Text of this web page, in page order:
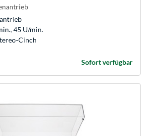
45 U/min.
Cinch
Sofort verfügbar